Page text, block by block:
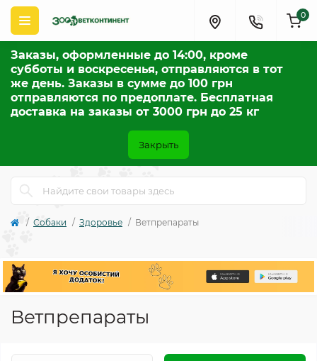
Заказы, оформленные до 14:00, кроме
субботы и воскресенья, отправляются в тот
же день. Заказы в сумме до 100 грн
отправляются по предоплате. Бесплатная
доставка на заказы от 3000 грн до 25 кг
Закрыть
0
Собаки Здоровье Ветпрепараты
Ветпрепараты